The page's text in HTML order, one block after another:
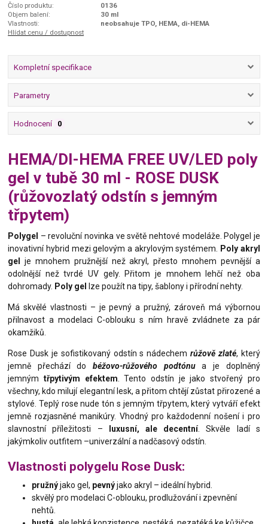
Číslo produktu:
0136
Objem balení:
30 ml
Vlastnosti:
neobsahuje TPO, HEMA, di-HEMA
Hlídat cenu / dostupnost
Kompletní specifikace
Parametry
Hodnocení 0
HEMA/DI-HEMA FREE UV/LED poly
gel v tubě 30 ml - ROSE DUSK
(růžovozlatý odstín s jemným
třpytem)
Polygel – revoluční novinka ve světě nehtové modeláže. Polygel je
inovativní hybrid mezi gelovým a akrylovým systémem.
Poly akryl
gel
je mnohem pružnější než akryl, přesto mnohem pevnější a
odolnější než tvrdé UV gely. Přitom je mnohem lehčí než oba
dohromady. Poly gel lze použít na tipy, šablony i přírodní nehty.
Má skvělé vlastnosti – je pevný a pružný, zároveň má výbornou
přilnavost a modelaci C-oblouku s ním hravě zvládnete za pár
okamžiků.
Rose Dusk je sofistikovaný odstín s nádechemrůžově zlaté, který
jemně přechází dobéžovo-růžového podtónua je doplněný
jemným třpytivým efektem . Tento odstín je jako stvořený pro
všechny, kdo milují elegantní lesk, a přitom chtějí zůstat přirozené a
stylové. Teplý rose nude tón s jemným třpytem, který vytváří efekt
jemně rozjasněné manikúry. Vhodný pro každodenní nošení i pro
slavnostní příležitosti –
luxusní, ale decentní. Skvěle ladí s
jakýmkoliv outfitem –univerzální a nadčasový odstín.
Vlastnosti polygelu Rose Dusk:
pružnýjako gel, pevnýjako akryl – ideální hybrid.
skvělý pro modelaci C-oblouku, prodlužování i zpevnění
nehtů.